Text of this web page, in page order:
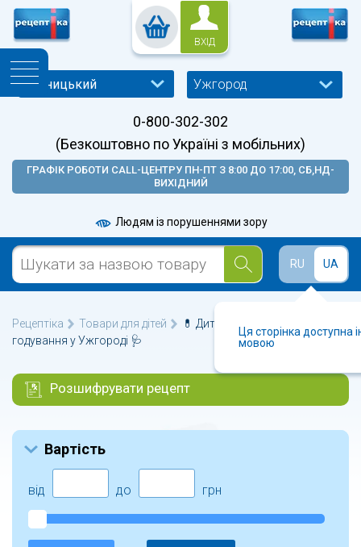
ВХІД
Ужгород
0-800-302-302
(Безкоштовно по Україні з мобільних)
ГРАФІК РОБОТИ CALL-ЦЕНТРУ ПН-ПТ З 8:00 ДО 17:00, СБ,НД-
ВИХІДНИЙ
Людям із порушеннями зору
RU UA
Ця сторінка доступна
мовою
Рецептіка Товари для дітей
💊 Дитячий посуд для
годування у Ужгороді 🩺
Розшифрувати рецепт
Вартість
від до грн